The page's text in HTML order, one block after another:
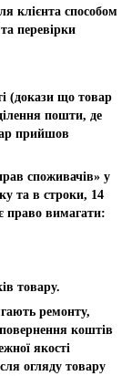
клієнта способом
перевірки
(докази що товар
пошти, де
прийшов
споживачів» у
та в строки, 14
право вимагати:
товару.
ремонту,
коштів
якості
огляду товару